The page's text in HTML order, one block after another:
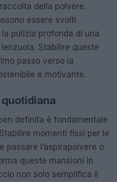
della polvere.
essere svolti
pulizia profonda di una
Stabilire queste
passo verso la
e motivante.
quotidiana
definita è fondamentale
momenti fissi per le
passare l’aspirapolvere o
queste mansioni in
non solo semplifica il